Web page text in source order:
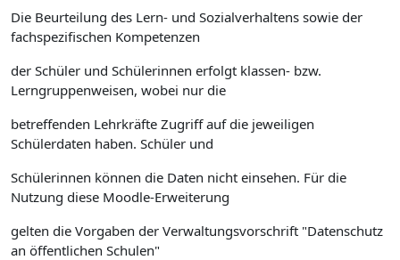
Die Beurteilung des Lern- und Sozialverhaltens sowie der
fachspezifischen Kompetenzen
der Schüler und Schülerinnen erfolgt klassen- bzw.
Lerngruppenweisen, wobei nur die
betreffenden Lehrkräfte Zugriff auf die jeweiligen
Schülerdaten haben. Schüler und
Schülerinnen können die Daten nicht einsehen. Für die
Nutzung diese Moodle-Erweiterung
gelten die Vorgaben der Verwaltungsvorschrift "Datenschutz
an öffentlichen Schulen"